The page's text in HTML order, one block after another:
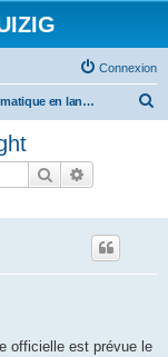
Connexion
L'informatique en langues régionales et minoritaires
Rechercher
officielle est prévue le